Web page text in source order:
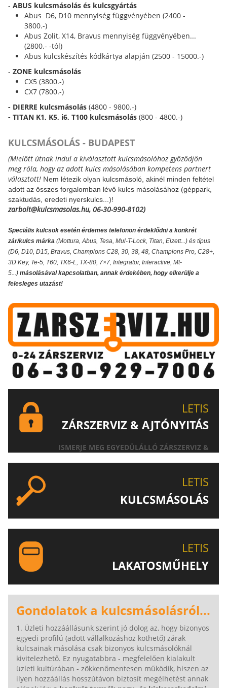
- ABUS kulcsmásolás és kulcsgyártás
Abus D6, D10 mennyiség függvényében (2400 -
3800.-)
Abus Zolit, X14, Bravus mennyiség függvényében...
(2800.- -tól)
Abus kulcskészítés kódkártya alapján (2500 - 15000.-)
- ZONE kulcsmásolás
CX5 (3800.-)
CX7 (7800.-)
- DIERRE kulcsmásolás (4800 - 9800.-)
- TITAN K1, K5, i6, T100 kulcsmásolás (800 - 4800.-)
KULCSMÁSOLÁS - BUDAPEST
(Mielőtt útnak indul a kiválasztott kulcsmásolóhoz győződjön
meg róla, hogy az adott kulcs másolásában kompetens partnert
választott! Nem létezik olyan kulcsmásoló, akinél minden feltétel
adott az összes forgalomban lévő kulcs másolásához (géppark,
szaktudás, eredeti nyerskulcs...)!
zarbolt@kulcsmasolas.hu, 06-30-990-8102)
Speciális kulcsok esetén érdemes telefonon érdeklődni a konkrét
zár/kulcs márka (Mottura, Abus, Tesa, Mul-T-Lock, Titan, Elzett...) és típus
(D6, D10, D15, Bravus, Champions C28, 30, 38, 48, Champions Pro, C28+,
3D Key, Te-5, T60, TK6-L, TX-80, 7×7, Integrator, Interactive, Mt-
5...) másolásával kapcsolatban, annak érdekében, hogy elkerülje a
felesleges utazást!
LETIS
ZÁRSZERVIZ & AJTÓNYITÁS
ISMERJE MEG EGYEDÜLÁLLÓ ZÁRSZERVIZ &
LETIS
KULCSMÁSOLÁS
LETIS
LAKATOSMŰHELY
Gondolatok a kulcsmásolásról...
1. Üzleti hozzáállásunk szerint jó dolog az, hogy bizonyos
egyedi profilú (adott vállalkozáshoz köthető) zárak
kulcsainak másolása csak bizonyos kulcsmásolóknál
kivitelezhető. Ez nyugatabbra - megfelelően kialakult
üzleti kultúrában - zökkenőmentesen működik, hiszen az
ilyen hozzáállás hosszútávon biztosít megélhetést annak